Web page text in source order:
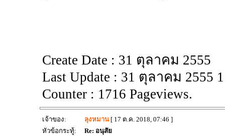
Create Date : 31 ตุลาคม 2555
Last Update : 31 ตุลาคม 2555
Counter : 1716 Pageviews.
เจ้าของ: ลุงหมาน[ 17 ต.ค. 2018, 07:46 ]
หัวข้อกระทู้:
Re: อนุสัย